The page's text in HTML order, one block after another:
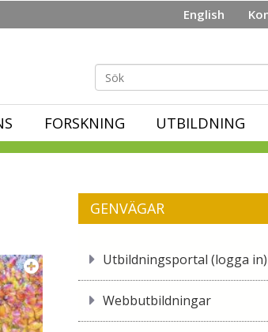
English
Sökformulär
FORSKNING UTBILDNING
GENVÄGAR
Utbildningsportal (logga in)
Webbutbildningar